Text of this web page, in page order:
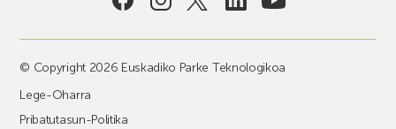
© Copyright 2026 Euskadiko Parke Teknologikoa
Lege-Oharra
Pribatutasun-Politika